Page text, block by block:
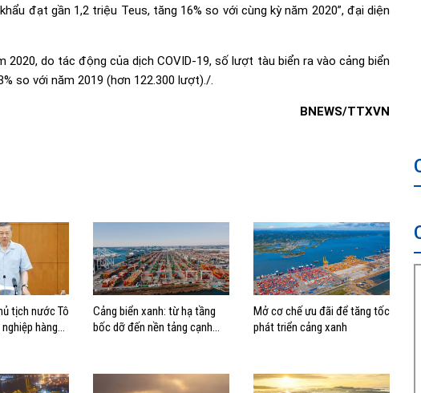
đạt gần 1,2 triệu Teus, tăng 16% so với cùng kỳ năm 2020”, đại diện
2020, do tác động của dịch COVID-19, số lượt tàu biển ra vào cảng biển
so với năm 2019 (hơn 122.300 lượt)./.
BNEWS/TTXVN
tịch nước Tô
hàng
mạnh
Cảng biển xanh: từ hạ tầng
bốc dỡ đến nền tảng cạnh
Mở cơ chế ưu đãi để tăng tốc
phát triển cảng xanh